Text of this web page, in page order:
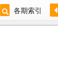
各期索引